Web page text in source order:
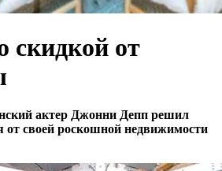
скидкой от
актер Джонни Депп решил
от своей роскошной недвижимости